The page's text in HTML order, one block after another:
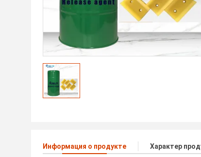
Информация о продукте Характер